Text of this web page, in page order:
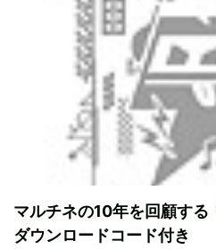
マルチネの10年を回顧す
ダウンロードコード付き